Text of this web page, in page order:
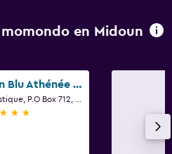
en Midoun
Radisson Blu Athénée Palace Resort & Thalasso, Djerba